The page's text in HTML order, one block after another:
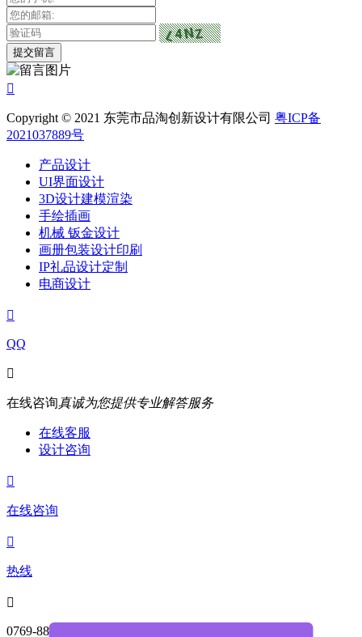

Copyright © 2021 东莞市品淘创新设计有限公司 粤ICP备
2021037889号
产品设计
UI界面设计
3D设计建模渲染
手绘插画
机械 钣金设计
画册包装设计印刷
IP礼品设计定制
电商设计

QQ

在线咨询真诚为您提供专业解答服务
在线客服
设计咨询

在线咨询

热线

0769-88004468